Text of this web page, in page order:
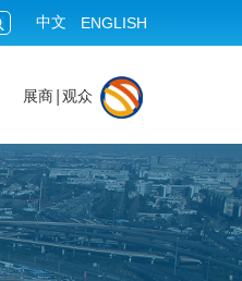
中文 ENGLISH
展商 观众